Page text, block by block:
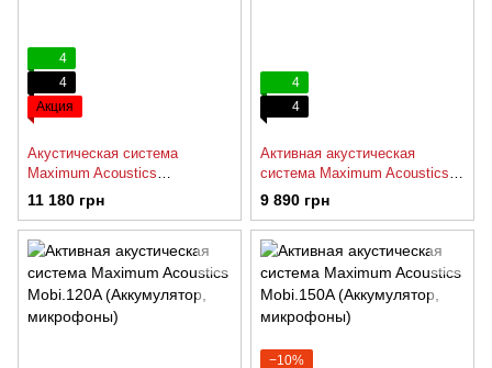
4
4
Акция
Акустическая система
Maximum Acoustics
MusicBAND.100
11 180 грн
4
4
Активная акустическая
система Maximum Acoustics
ACTIVE.15
9 890 грн
−10%